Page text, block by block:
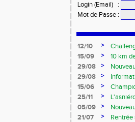
Login (Email)
:
Mot de Passe :
12/10 >
15/09
>
10 km
29/08
>
29/08
>
15/06
>
25/11
>
05/09
>
21/07
>